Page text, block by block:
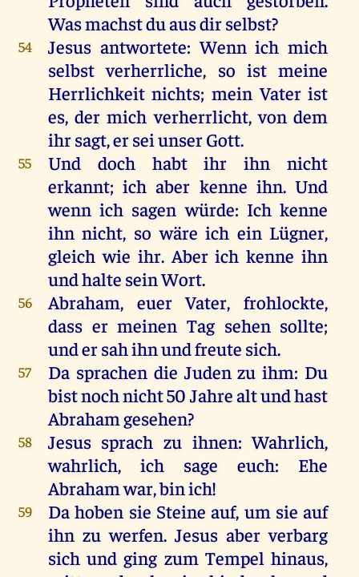
Wasmachstduausdirselbst?
54 Jesus antwortete:Wenn ich mich
selbstverherrliche, so ist meine
Herrlichkeit nichts; mein Vater ist
es,der mich verherrlicht,von dem
ihrsagt,erseiunserGott.
55 Und doch habt ihr ihn
nicht
erkannt;ich aber kenne ihn.Und
wenn ich sagen würde: Ich kenne
ihn nicht, so wäre ich ein Lügner,
gleich wie ihr. Aber ich kenne ihn
undhalte seinWort.
56 Abraham, euer Vater, frohlockte,
dass er meinen Tag sehen sollte;
undersahihnundfreute sich.
57 Da sprachen die Juden zu ihm: Du
bistnochnicht50 Jahrealtundhast
Abrahamgesehen?
58 Jesus sprach zu ihnen:Wahrlich,
wahrlich, ich sage euch: Ehe
Abrahamwar,binich!
59 Da hoben sie Steine auf, um sie auf
ihn zu werfen.Jesus aber verbarg
sich und ging zum Tempel hinaus,